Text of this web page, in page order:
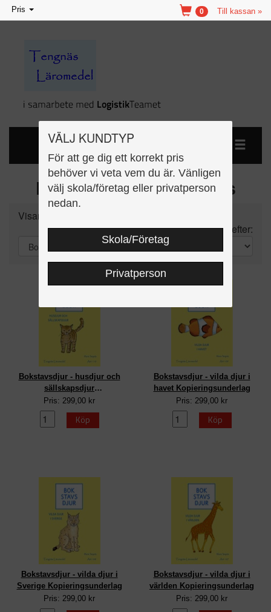
VÄLJ KUNDTYP
För att ge dig ett korrekt pris
behöver vi veta vem du är. Vänligen
välj skola/företag eller privatperson
nedan.
Skola/Företag
Privatperson
Toggle
navigation
Pris Till kassan »
0
Förskola - Förskoleklass
Visar 33 st artiklar
Sortera efter:
Bokstavsdjur - husdjur och
sällskapsdjur
Kopieringsunderlag
Pris: 299,00 kr
Köp
Bokstavsdjur - vilda djur i
havet Kopieringsunderlag
Pris: 299,00 kr
Köp
Bokstavsdjur - vilda djur i
Sverige Kopieringsunderlag
Pris: 299,00 kr
Bokstavsdjur - vilda djur i
världen Kopieringsunderlag
Pris: 299,00 kr